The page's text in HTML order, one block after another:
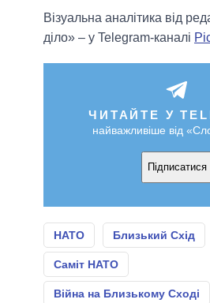
Візуальна аналітика від
діло» – у Telegram-каналі
ЧИТАЙТЕ У
найважливіше від
Підписатися
НАТО Близький Схід
Саміт НАТО
Війна на Близькому Сході